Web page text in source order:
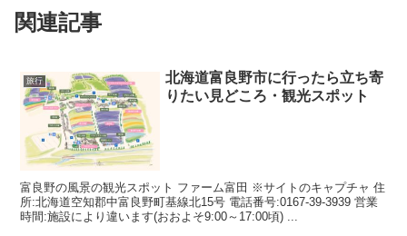
関連記事
旅行
北海道富良野市に行ったら立ち寄
りたい見どころ・観光スポット
富良野の風景の観光スポット ファーム富田 ※サイトのキャプチャ 住
所:北海道空知郡中富良野町基線北15号 電話番号:0167-39-3939 営業
時間:施設により違います(おおよそ9:00～17:00頃) ...